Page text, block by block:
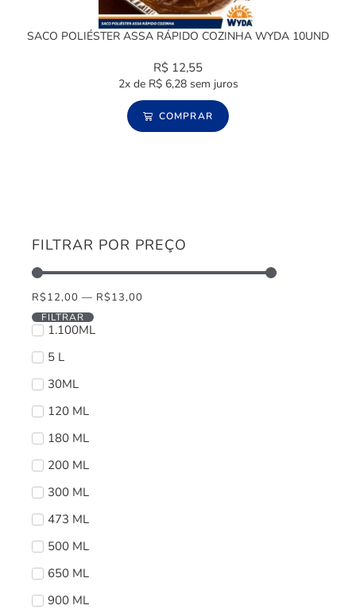
FILTRAR POR PREÇO
R$12,00 — R$13,00
FILTRAR
1.100ML
5 L
30ML
120 ML
180 ML
200 ML
300 ML
473 ML
500 ML
650 ML
900 ML
SACO POLIÉSTER ASSA RÁPIDO COZINHA WYDA 10UND
R$ 12,55
2x de R$6,28sem juros
COMPRAR